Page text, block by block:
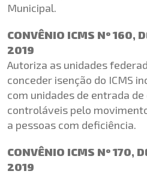
Municipal.
CONVÊNIO ICMS Nº 160,
2019
Autoriza as unidades
conceder isenção do ICMS
com unidades de entrada
controláveis pelo
a pessoas com deficiência.
CONVÊNIO ICMS Nº 170,
2019